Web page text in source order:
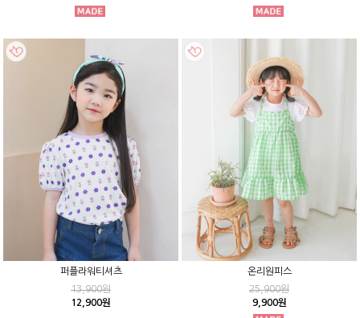
퍼플라워티셔츠
13,900원
12,900원
온리원피스
25,900원
9,900원